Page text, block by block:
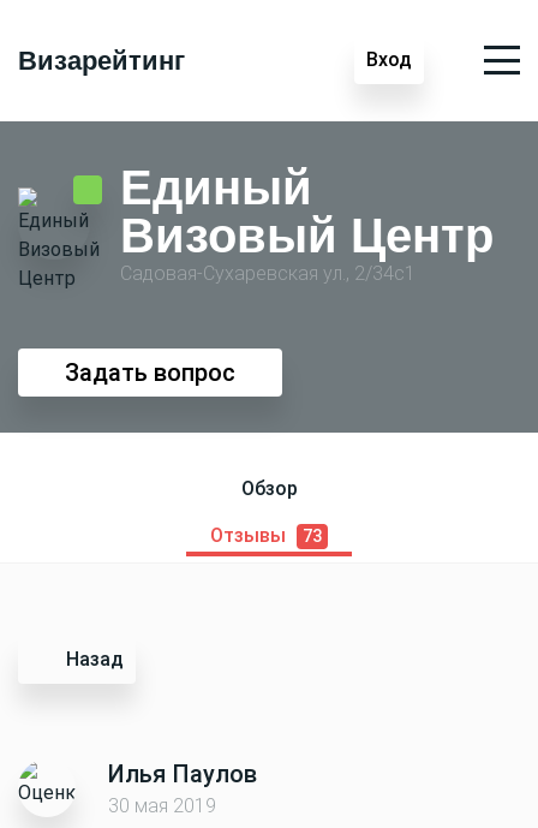
Визарейтинг Вход
Единый
Визовый Центр
Садовая-Сухаревская ул., 2/34с1
Задать вопрос
Обзор
Отзывы 73
Назад
Илья Паулов
30 мая 2019